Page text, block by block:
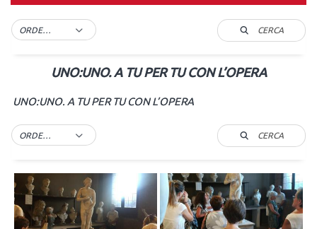
ORDER BY DEFAULT CERCA
UNO:UNO. A TU PER TU CON L’OPERA
UNO:UNO. A TU PER TU CON L’OPERA
ORDER BY DEFAULT CERCA